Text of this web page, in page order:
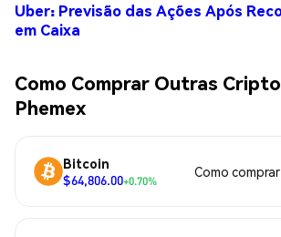
Uber: Previsão das Ações Após
em Caixa
Como Comprar Outras
Phemex
Bitcoin
$64,806.00+0.70%
Como